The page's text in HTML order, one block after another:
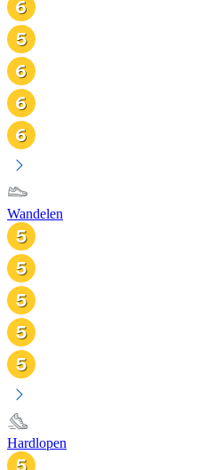
Wandelen
Hardlopen